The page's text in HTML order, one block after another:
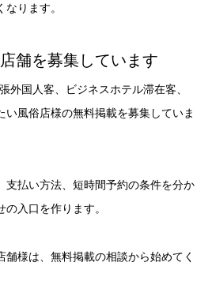
ります。
舗を募集しています
外国人客、ビジネスホテル滞在客、
い風俗店様の無料掲載を募集していま
支払い方法、短時間予約の条件を分か
入口を作ります。
様は、無料掲載の相談から始めてく